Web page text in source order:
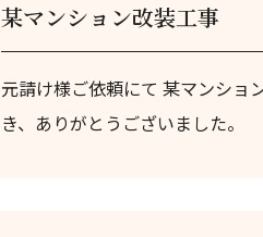
某マンション改装工事
元請け様ご依頼にて 某マンショ
き、ありがとうございました。